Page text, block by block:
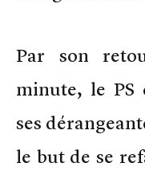
Par son
minute, le PS
ses
le but de se